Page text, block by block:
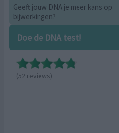
Geeft jouw DNA je meer kans op
bijwerkingen?
Doe de DNA test!
(52 reviews)